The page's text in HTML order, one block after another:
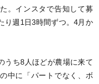
。インスタで告知して募
り週1日3時間ずつ。4月か
うち8人ほどが農場に来て
中に「パートでなく、ボ